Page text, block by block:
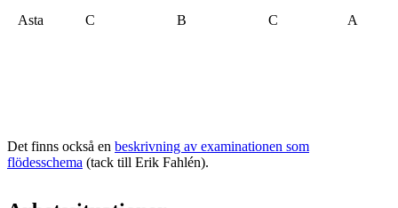
Asta C B C A
Det finns också en beskrivning av examinationen som
flödesschema (tack till Erik Fahlén).